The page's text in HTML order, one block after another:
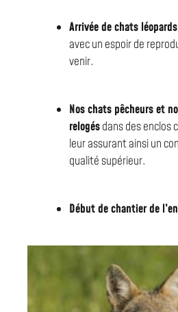
Arrivée de chats
avec un espoir de
venir.
Nos chats pêcheurs et
relogésdans des
leur assurant ainsi un
qualité supérieur.
Début de chantier de